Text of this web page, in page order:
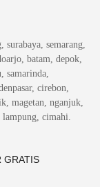
semarang,
batam, depok,
samarinda,
cirebon,
magetan, nganjuk,
cimahi.
GRATIS